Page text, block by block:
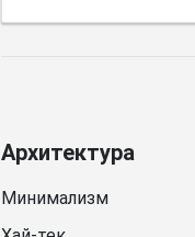
Архитектура
Минимализм